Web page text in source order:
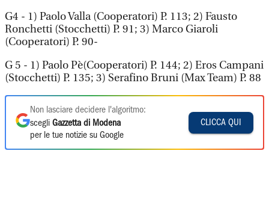
G4 - 1) Paolo Valla (Cooperatori) P. 113; 2) Fausto
Ronchetti (Stocchetti) P. 91; 3) Marco Giaroli
(Cooperatori) P. 90-
G 5 - 1) Paolo Pè(Cooperatori) P. 144; 2) Eros Campani
(Stocchetti) P. 135; 3) Serafino Bruni (Max Team) P. 88
Non lasciare decidere l'algoritmo:
scegli Gazzetta di Modena
per le tue notizie su Google
CLICCA QUI